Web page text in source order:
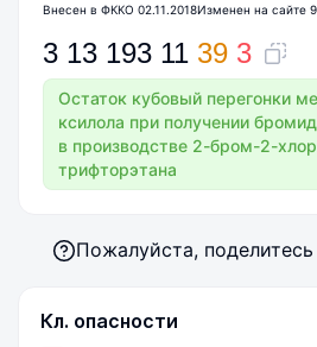
3 13 193 11 39 3
Внесен в ФККО 02.11.2018Изменен на сайте
Остаток кубовый перегонки
ксилола при получении
в производстве 2-бром-2-
трифторэтана
Пожалуйста,
Кл. опасности